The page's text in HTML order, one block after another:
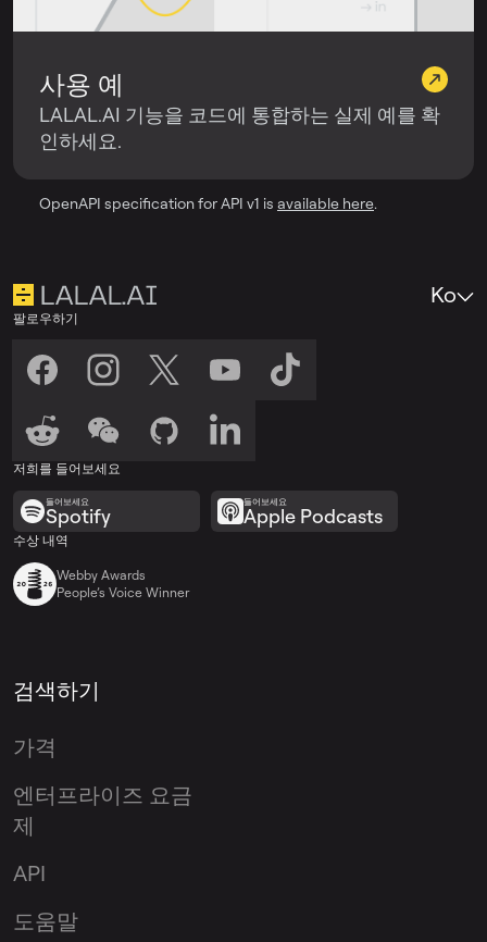
사용 예
LALAL.AI 기능을 코드에 통합하는 실제 예를 확
인하세요.
OpenAPI specification for API v1 is available here.
팔로우하기
저희를 들어보세요
들어보세요
Spotify
들어보세요
Apple Podcasts
수상 내역
Webby Awards
People’s Voice Winner
Ko
검색하기
가격
엔터프라이즈 요금
제
API
도움말